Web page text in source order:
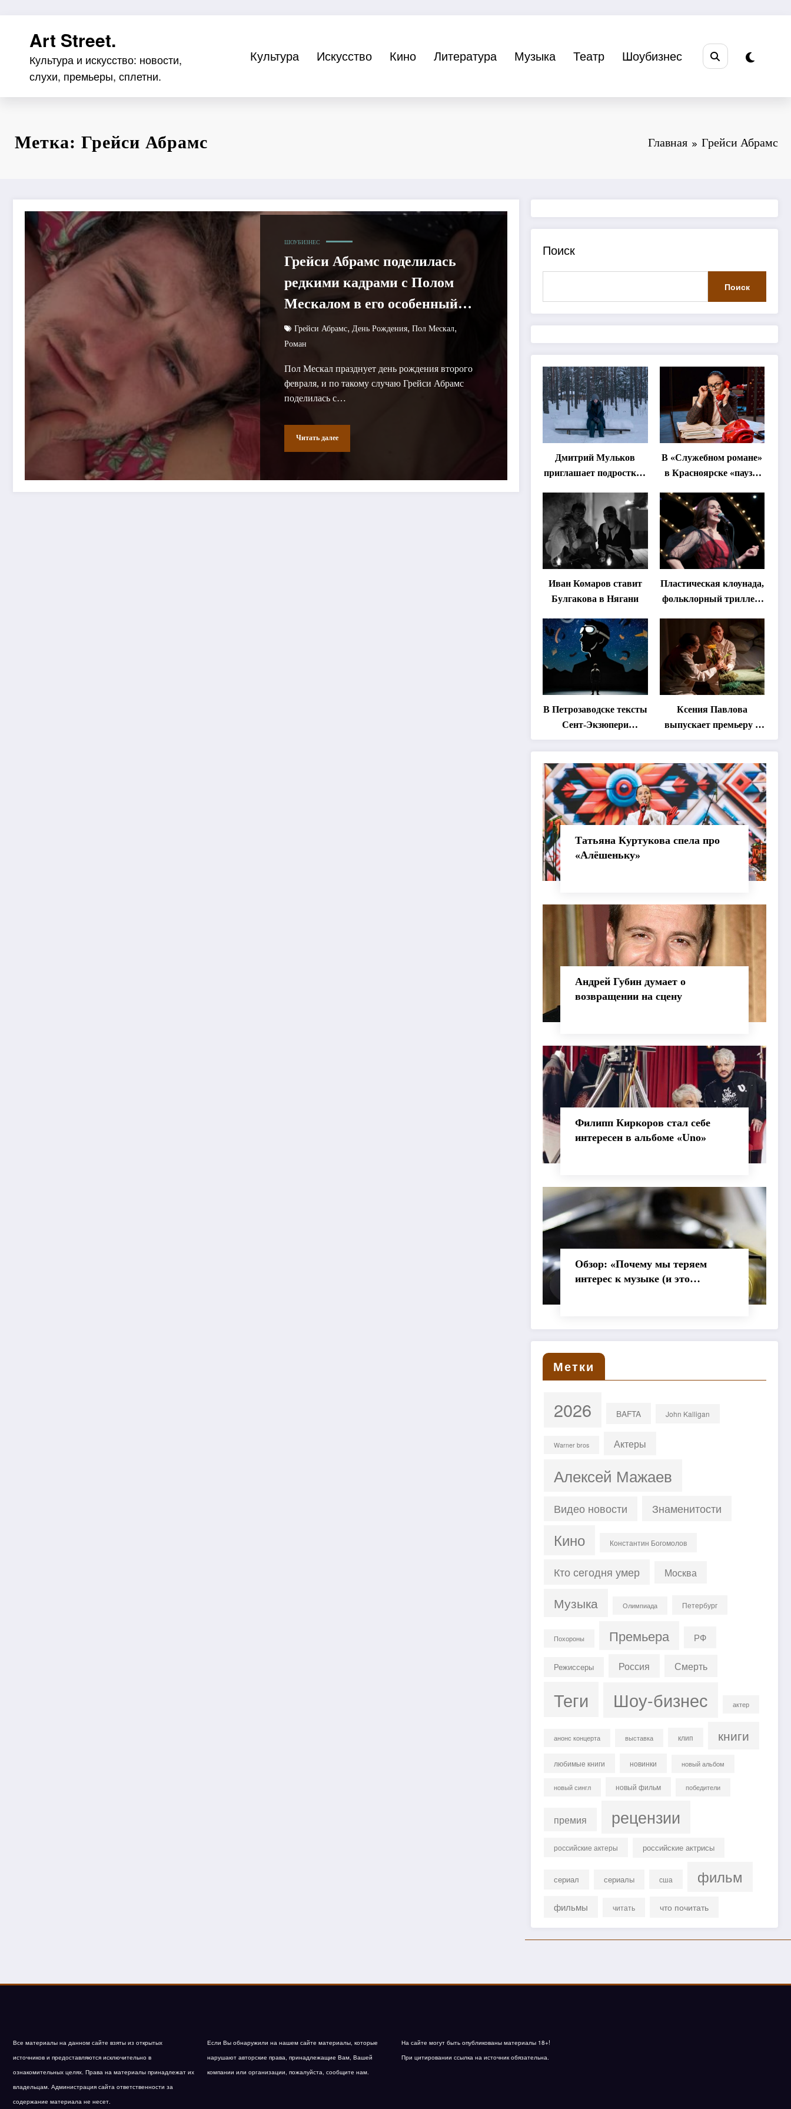
содержимомуArt Street.
Культура и искусство: новости,
слухи, премьеры, сплетни.
Культура Искусство Кино Литература Музыка Театр Шоубизнес
Метка: Грейси Абрамс Главная Грейси Абрамс
ШОУБИЗНЕС
Грейси Абрамс поделилась
редкими кадрами с Полом
Мескалом в его особенный
день
Грейси Абрамс, День Рождения, Пол Мескал,
Роман
Пол Мескал празднует день рождения второго
февраля, и по такому случаю Грейси Абрамс
поделилась с…
Читать далее
Поиск
Поиск
Дмитрий Мульков
приглашает подростков
«спектакль-
солостальгию»
В «Служебном романе»
в Красноярске «паузы
Иван Комаров ставит
Булгакова в Нягани
Пластическая клоунада,
фольклорный триллер,
Что покажут на втором
этапе фестиваля
«Монокль»
В Петрозаводске тексты
Сент-Экзюпери
переведут на язык
хореографии
Ксения Павлова
выпускает премьеру о
дружбе сурка и
Татьяна Куртукова спела про
«Алёшеньку»
Андрей Губин думает о
возвращении на сцену
Филипп Киркоров стал себе
интересен в альбоме «Uno»
Обзор: «Почему мы теряем
интерес к музыке (и это
Метки
2026 BAFTA John Kalligan
Warner bros Актеры
Алексей Мажаев
Видео новости Знаменитости
Кино Константин Богомолов
Кто сегодня умер Москва
Музыка Олимпиада Петербург
Похороны Премьера РФ
Режиссеры Россия Смерть
Теги Шоу-бизнес актер
анонс концерта выставка клип книги
любимые книги новинки новый альбом
новый сингл новый фильм победители
премия рецензии
российские актеры российские актрисы
сериал сериалы сша фильм
фильмы читать что почитать
Все материалы на данном сайте взяты из открытых
источников и предоставляются исключительно в
ознакомительных целях. Права на материалы принадлежат их
владельцам. Администрация сайта ответственности за
содержание материала не несет.
Если Вы обнаружили на нашем сайте материалы, которые
нарушают авторские права, принадлежащие Вам, Вашей
компании или организации, пожалуйста, сообщите нам.
На сайте могут быть опубликованы материалы 18+!
При цитировании ссылка на источник обязательна.